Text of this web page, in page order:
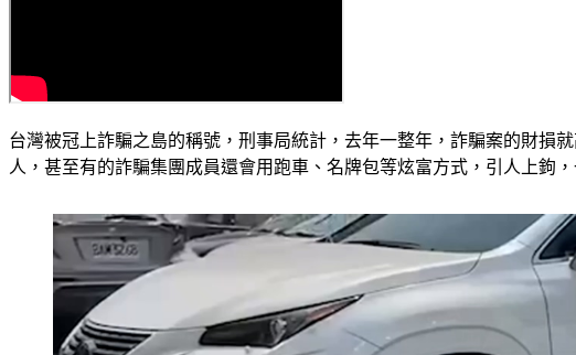
台灣被冠上詐騙之島的稱號，刑事局統計，去年一整年，詐騙案的財損
人，甚至有的詐騙集團成員還會用跑車、名牌包等炫富方式，引人上鉤，